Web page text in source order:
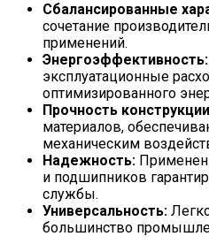
Сбалансированные
сочетание
применений.
Энергоэффективность:
эксплуатационные
оптимизированного
Прочность
материалов,
механическим
Надежность:
и подшипников
службы.
Универсальность:
большинство